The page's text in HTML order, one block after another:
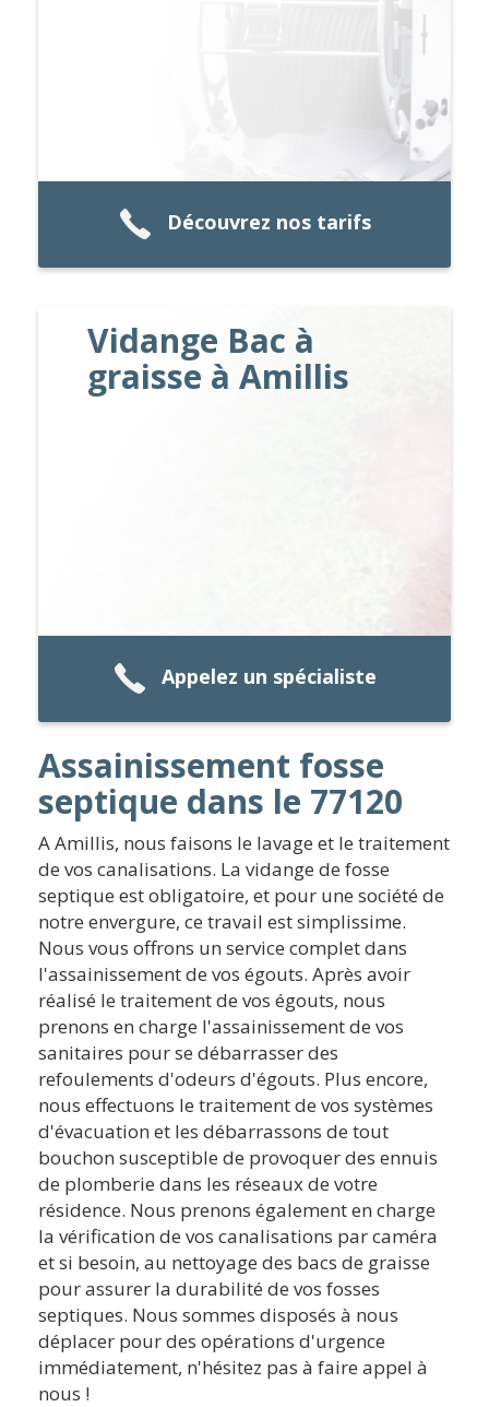
Découvrez nos tarifs
Vidange Bac à
graisse à Amillis
Appelez un spécialiste
Assainissement fosse
septique dans le 77120
A Amillis, nous faisons le lavage et le traitement
de vos canalisations. La vidange de fosse
septique est obligatoire, et pour une société de
notre envergure, ce travail est simplissime.
Nous vous offrons un service complet dans
l'assainissement de vos égouts. Après avoir
réalisé le traitement de vos égouts, nous
prenons en charge l'assainissement de vos
sanitaires pour se débarrasser des
refoulements d'odeurs d'égouts. Plus encore,
nous effectuons le traitement de vos systèmes
d'évacuation et les débarrassons de tout
bouchon susceptible de provoquer des ennuis
de plomberie dans les réseaux de votre
résidence. Nous prenons également en charge
la vérification de vos canalisations par caméra
et si besoin, au nettoyage des bacs de graisse
pour assurer la durabilité de vos fosses
septiques. Nous sommes disposés à nous
déplacer pour des opérations d'urgence
immédiatement, n'hésitez pas à faire appel à
nous !